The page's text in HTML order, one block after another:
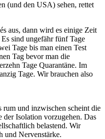
(und den USA) sehen, rettet
aus, dann wird es einige Zeit
sind ungefähr fünf Tage
Tage bis man einen Test
Tag bevor man die
Tage Quarantäne. Im
Tage. Wir brauchen also
und inzwischen scheint die
der Isolation vorzugehen. Das
belastend. Wir
und Nervenstärke.